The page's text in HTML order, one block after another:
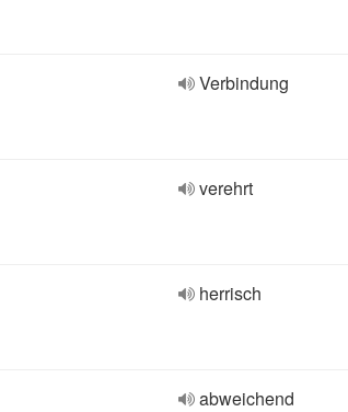
Verbindung
verehrt
herrisch
abweichend